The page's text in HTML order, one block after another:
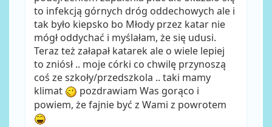
to infekcją górnych dróg oddechowych ale i
tak było kiepsko bo Młody przez katar nie
mógł oddychać i myślałam, że się udusi.
Teraz też załapał katarek ale o wiele lepiej
to zniósł .. moje córki co chwilę przynoszą
coś ze szkoły/przedszkola .. taki mamy
klimat
pozdrawiam Was gorąco i
powiem, że fajnie być z Wami z powrotem